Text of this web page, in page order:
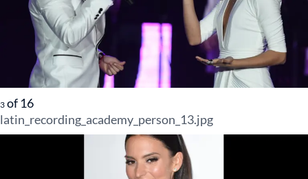
3 of 16
latin_recording_academy_person_13.jpg